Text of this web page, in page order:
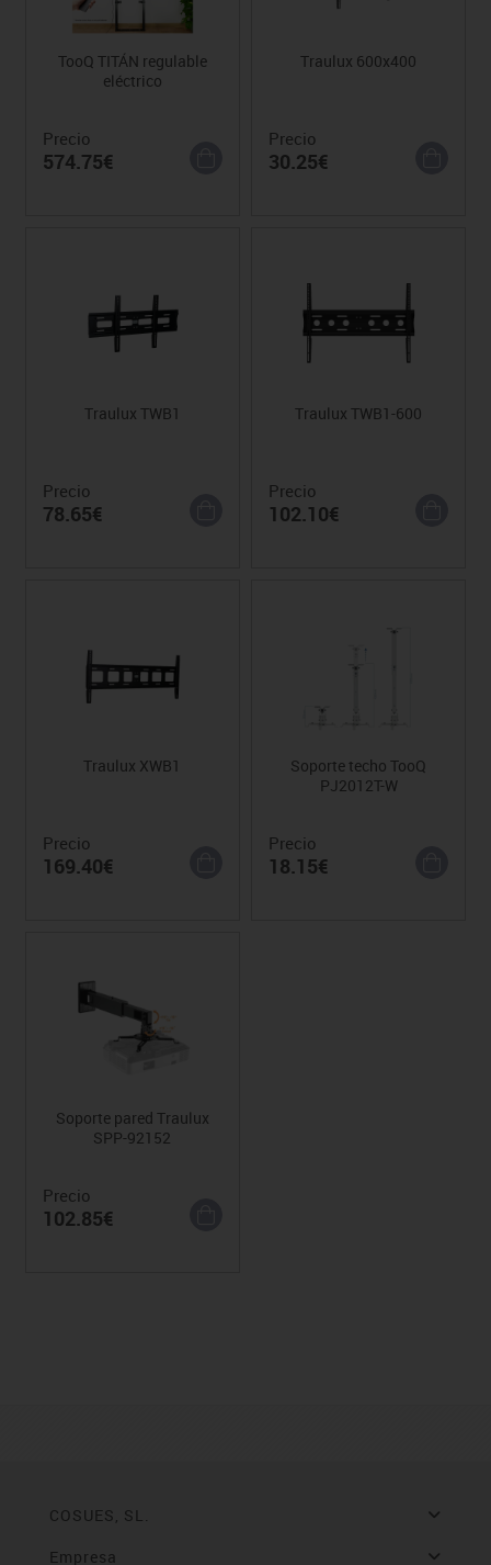
TooQ TITÁN regulable
eléctrico
Precio
574.75€
Traulux 600x400
Precio
30.25€
Traulux TWB1
Precio
78.65€
Traulux TWB1-600
Precio
102.10€
Traulux XWB1
Precio
169.40€
Soporte techo TooQ
PJ2012T-W
Precio
18.15€
Soporte pared Traulux
SPP-92152
Precio
102.85€
COSUES, SL.
Empresa